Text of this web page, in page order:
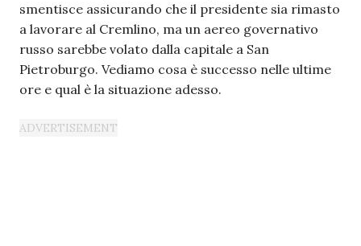
smentisce assicurando che il presidente sia rimasto
a lavorare al Cremlino, ma un aereo governativo
russo sarebbe volato dalla capitale a San
Pietroburgo. Vediamo cosa è successo nelle ultime
ore e qual è la situazione adesso.